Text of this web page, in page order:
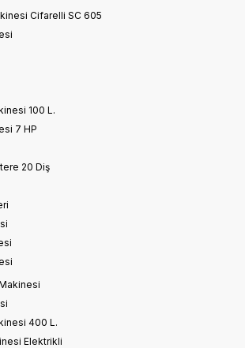
Cifarelli SC 605
100 L.
7 HP
20 Diş
400 L.
Elektrikli